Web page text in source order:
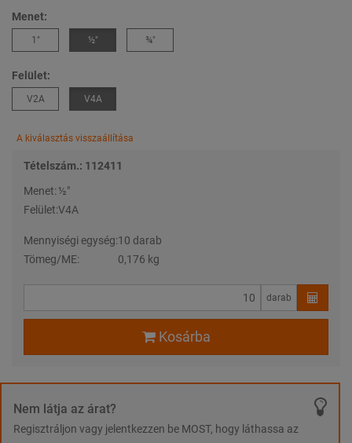
Menet:
1″ ½″ ¾″
Felület:
V2A V4A
A kiválasztás visszaállítása
Tételszám.: 112411
Menet:½″
Felület:V4A
Mennyiségi egység:10 darab
Tömeg/ME:
0,176 kg
darab
Kosárba
Nem látja az árat?
Regisztráljon vagy jelentkezzen be MOST, hogy láthassa az